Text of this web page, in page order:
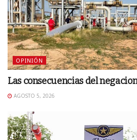
OPINIÓN
Las consecuencias del
AGOSTO 5, 2026